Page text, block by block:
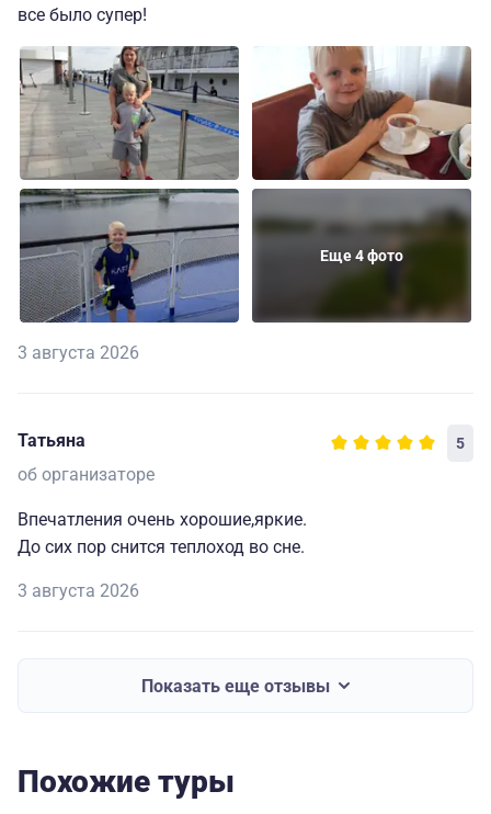
все было супер!
Еще 4 фото
3 августа 2026
Татьяна 5
об организаторе
Впечатления очень хорошие,яркие.
До сих пор снится теплоход во сне.
3 августа 2026
Показать еще отзывы
Похожие туры